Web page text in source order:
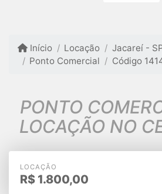
Início Locação
Jacareí -
Ponto Comercial
Código
PONTO
LOCAÇÃO NO
JACAREI
LOCAÇÃO
R$ 1.800,00